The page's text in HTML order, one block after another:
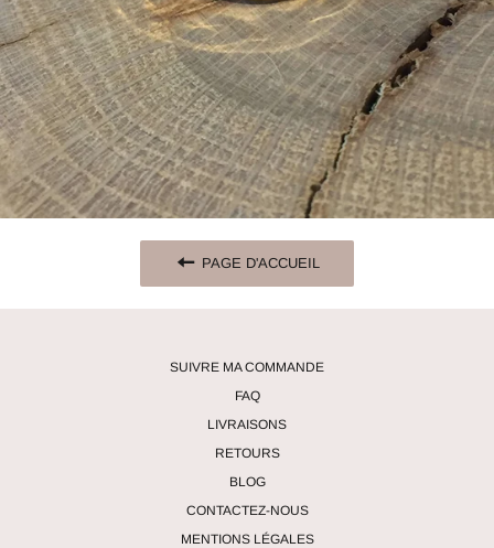
PAGE D'ACCUEIL
SUIVRE MA COMMANDE
FAQ
LIVRAISONS
RETOURS
BLOG
CONTACTEZ-NOUS
MENTIONS LÉGALES